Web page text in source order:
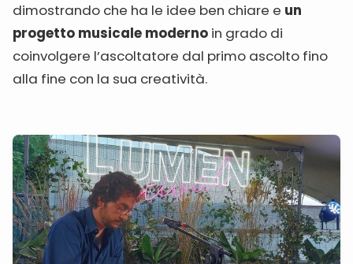
dimostrando che ha le idee ben chiare e un
progetto musicale moderno in grado di
coinvolgere l’ascoltatore dal primo ascolto fino
alla fine con la sua creatività.